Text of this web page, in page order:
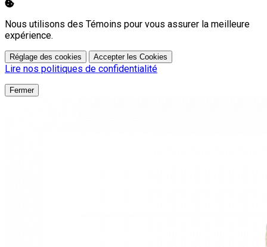
Nous utilisons des Témoins pour vous assurer la meilleure
expérience.
Réglage des cookies Accepter les Cookies
Lire nos politiques de confidentialité
Fermer